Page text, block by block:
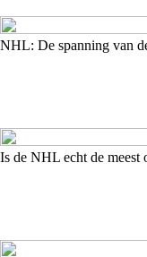
NHL: De spanning van
Is de NHL echt de meest